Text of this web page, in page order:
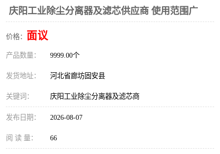
庆阳工业除尘分离器及滤芯供应商 使用范围广
价格： 面议
产品数量： 9999.00个
发货地址： 河北省廊坊固安县
关键词： 庆阳工业除尘分离器及滤芯商
发布日期： 2026-08-07
阅 读 量： 66